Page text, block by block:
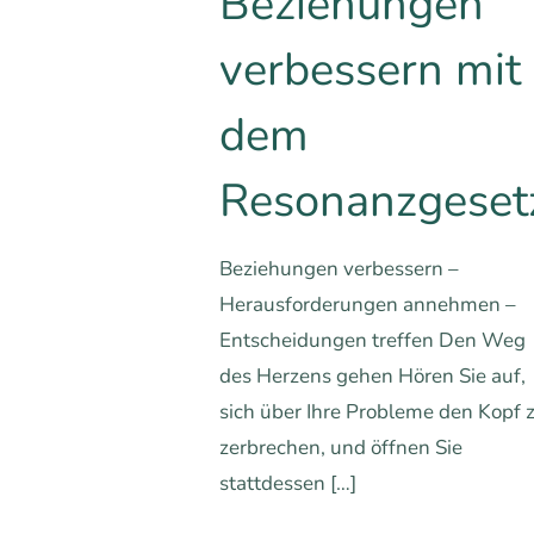
verbessern mit
dem
Beziehungen verbessern –
Herausforderungen annehmen –
Entscheidungen treffen Den Weg
des Herzens gehen Hören Sie auf,
sich über Ihre Probleme den Kopf
zerbrechen, und öffnen Sie
stattdessen […]